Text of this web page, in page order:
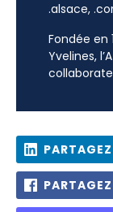
.alsace,
Fondée
Yvelines,